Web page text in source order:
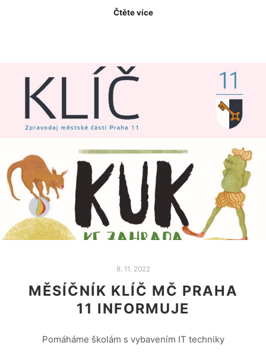
Čtěte více
8. 11. 2022
MĚSÍČNÍK KLÍČ MČ PRAHA
11 INFORMUJE
Pomáháme školám s vybavením IT techniky